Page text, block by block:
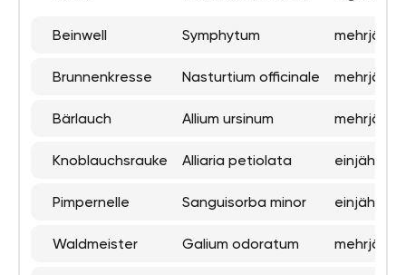
Beinwell Symphytum mehrjährig
Brunnenkresse Nasturtium officinale mehrjährig
Bärlauch Allium ursinum mehrjährig
Knoblauchsrauke Alliaria petiolata einjährig,
Pimpernelle Sanguisorba minor einjährig,
Waldmeister Galium odoratum mehrjährig